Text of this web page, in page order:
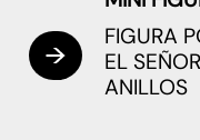
FIGURA
EL
ANILLOS